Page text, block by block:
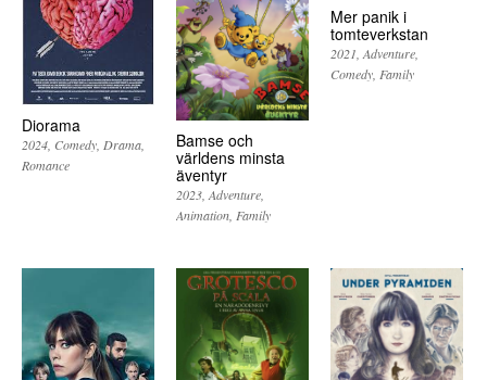
Diorama
2024 Comedy Drama
Romance
Bamse och
världens minsta
äventyr
2023 Adventure
Animation Family
Mer panik i
tomteverkstan
2021 Adventure
Comedy Family